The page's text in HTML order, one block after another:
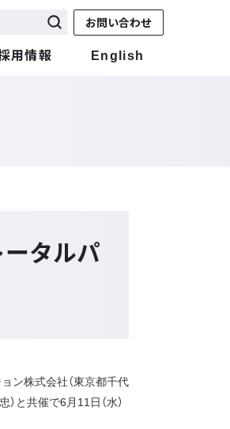
お問い合わせ
用情報 English
タルパ
ン株式会社（東京都千代
と共催で6月11日（水）